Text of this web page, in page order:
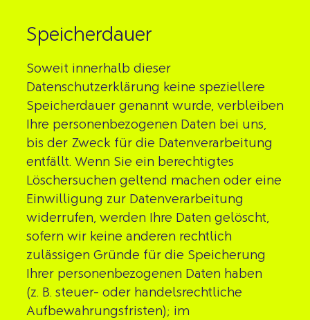
Speicherdauer
Soweit innerhalb dieser
Datenschutzerklärung keine speziellere
Speicherdauer genannt wurde, verbleiben
Ihre personenbezogenen Daten bei uns,
bis der Zweck für die Datenverarbeitung
entfällt. Wenn Sie ein berechtigtes
Löschersuchen geltend machen oder eine
Einwilligung zur Datenverarbeitung
widerrufen, werden Ihre Daten gelöscht,
sofern wir keine anderen rechtlich
zulässigen Gründe für die Speicherung
Ihrer personenbezogenen Daten haben
(z. B. steuer- oder handelsrechtliche
Aufbewahrungsfristen); im